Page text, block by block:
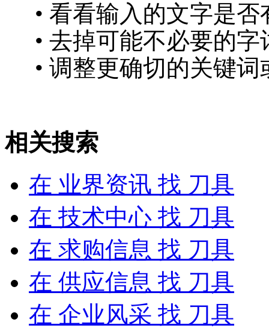
• 看看输入的文字是否
• 去掉可能不必要的字
• 调整更确切的关键
相关搜索
在 业界资讯 找 刀具
在 技术中心 找 刀具
在 求购信息 找 刀具
在 供应信息 找 刀具
在 企业风采 找 刀具